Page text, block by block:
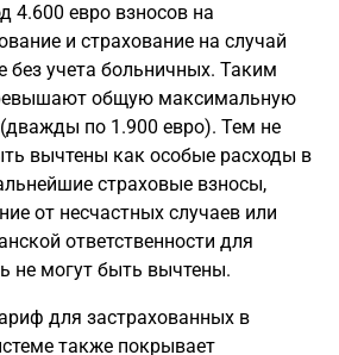
4.600 евро взносов на
и страхование на случай
без учета больничных. Таким
общую максимальную
по 1.900 евро). Тем не
вычтены как особые расходы в
страховые взносы,
от несчастных случаев или
ответственности для
не могут быть вычтены.
для застрахованных в
также покрывает